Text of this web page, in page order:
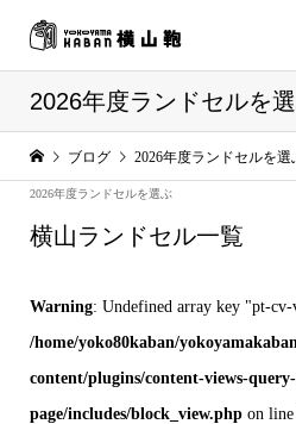
2026年度ランドセルを
ブログ 2026年度ランドセルを選
2026年度ランドセルを選ぶ
横山ランドセル一覧
Warning: Undefined array key "pt-
/home/yoko80kaban/
content/plugins/content-views-
page/includes/block_view.phpon line